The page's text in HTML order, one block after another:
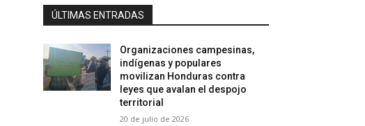
ÚLTIMAS ENTRADAS
Organizaciones campesinas,
indígenas y populares
movilizan Honduras contra
leyes que avalan el despojo
territorial
20 de julio de 2026